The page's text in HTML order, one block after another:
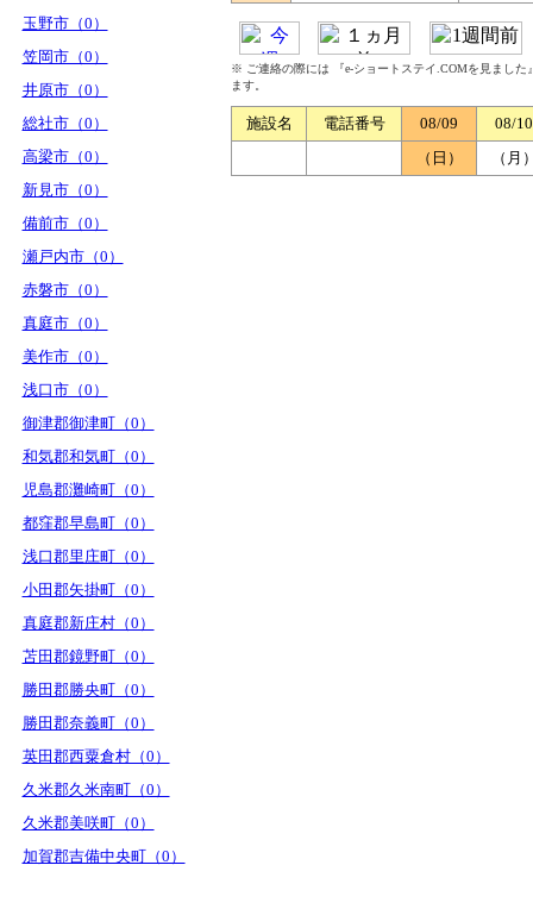
玉野市（0）
笠岡市（0）
井原市（0）
総社市（0）
高梁市（0）
新見市（0）
備前市（0）
瀬戸内市（0）
赤磐市（0）
真庭市（0）
美作市（0）
浅口市（0）
御津郡御津町（0）
和気郡和気町（0）
児島郡灘崎町（0）
都窪郡早島町（0）
浅口郡里庄町（0）
小田郡矢掛町（0）
真庭郡新庄村（0）
苫田郡鏡野町（0）
勝田郡勝央町（0）
勝田郡奈義町（0）
英田郡西粟倉村（0）
久米郡久米南町（0）
久米郡美咲町（0）
加賀郡吉備中央町（0）
※ ご連絡の際には 『e-ショートステイ.COMを見まし
ます。
施設名 電話番号 08/09
08/10
（日）
（月